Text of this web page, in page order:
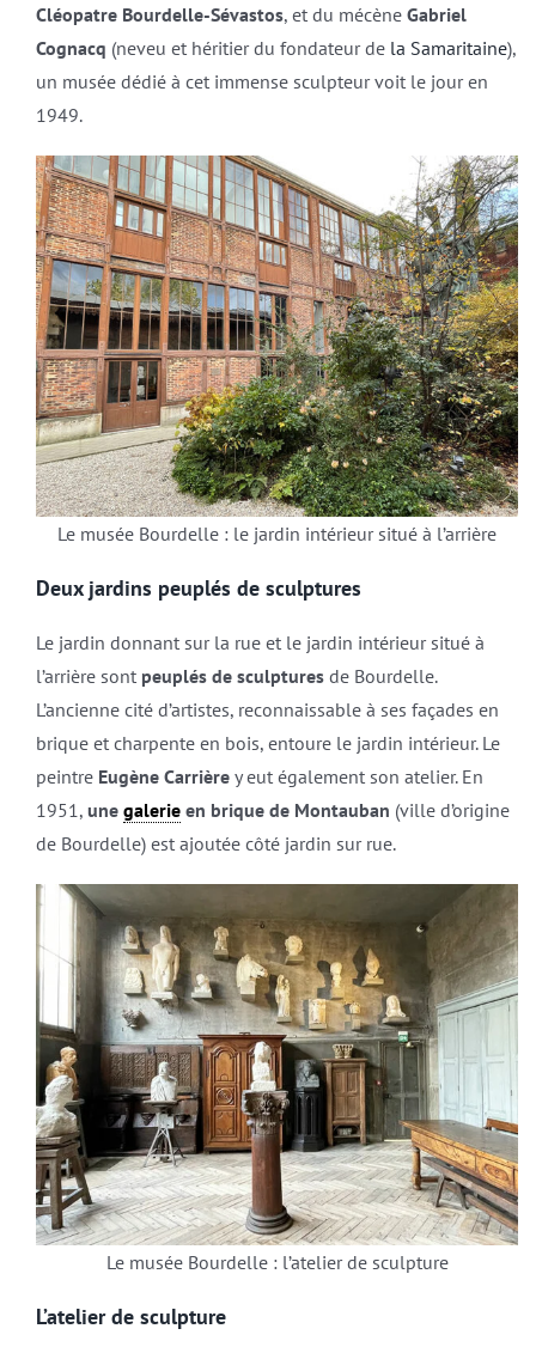
Cléopatre Bourdelle-Sévastos, et du mécène Gabriel
Cognacq (neveu et héritier du fondateur de la Samaritaine),
un musée dédié à cet immense sculpteur voit le jour en
1949.
Le musée Bourdelle : le jardin intérieur situé à l’arrière
Deux jardins peuplés de sculptures
Le jardin donnant sur la rue et le jardin intérieur situé à
l’arrière sont peuplés de sculpturesde Bourdelle.
L’ancienne cité d’artistes, reconnaissable à ses façades en
brique et charpente en bois, entoure le jardin intérieur. Le
peintre Eugène Carrièrey eut également son atelier. En
1951, une galerie en brique de Montauban (ville d’origine
de Bourdelle) est ajoutée côté jardin sur rue.
Le musée Bourdelle : l’atelier de sculpture
L’atelier de sculpture